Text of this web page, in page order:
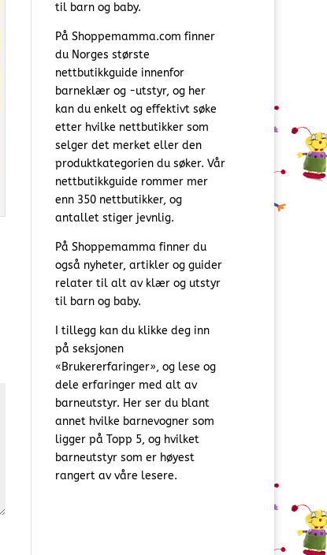
til barn og baby.
På Shoppemamma.com finner
du Norges største
nettbutikkguide innenfor
barneklær og -utstyr, og her
kan du enkelt og effektivt søke
etter hvilke nettbutikker som
selger det merket eller den
produktkategorien du søker. Vår
nettbutikkguide rommer mer
enn 350 nettbutikker, og
antallet stiger jevnlig.
På Shoppemamma finner du
også nyheter, artikler og guider
relater til alt av klær og utstyr
til barn og baby.
I tillegg kan du klikke deg inn
på seksjonen
«Brukererfaringer», og lese og
dele erfaringer med alt av
barneutstyr. Her ser du blant
annet hvilke barnevogner som
ligger på Topp 5, og hvilket
barneutstyr som er høyest
rangert av våre lesere.